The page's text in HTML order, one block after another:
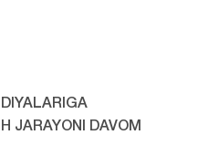
JARAYONI DAVOM